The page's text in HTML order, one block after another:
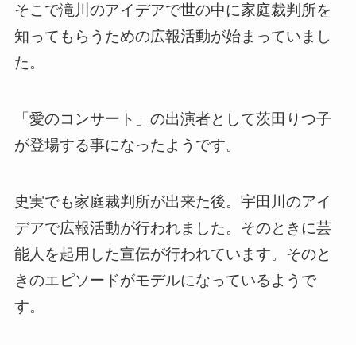
そこで滝川のアイデアで世の中に家庭裁判所を
知ってもらうための広報活動が始まっていまし
た。
「愛のコンサート」の出演者として茨田りつ子
が登場する事になったようです。
史実でも家庭裁判所が出来た後。宇田川のアイ
デアで広報活動が行われました。そのときに芸
能人を起用した宣伝が行われています。そのと
きのエピソードがモデルになっているようで
す。